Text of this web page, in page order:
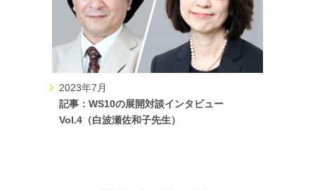
2023年7月
記事：WS10の展開対談インタビュー
Vol.4（白波瀬佐和子先生）